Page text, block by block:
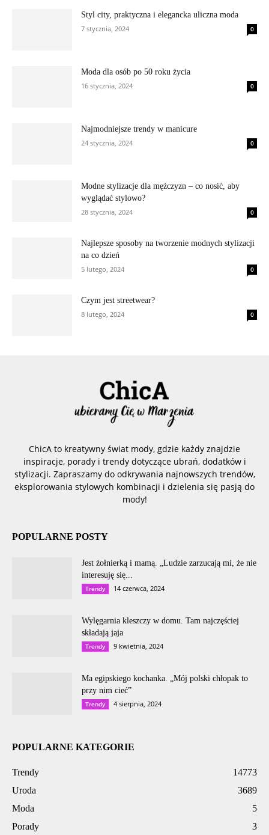
Styl city, praktyczna i elegancka uliczna moda
7 stycznia, 2024
0
Moda dla osób po 50 roku życia
16 stycznia, 2024
0
Najmodniejsze trendy w manicure
24 stycznia, 2024
0
Modne stylizacje dla mężczyzn – co nosić, aby
wyglądać stylowo?
28 stycznia, 2024
0
Najlepsze sposoby na tworzenie modnych stylizacji
na co dzień
5 lutego, 2024
0
Czym jest streetwear?
8 lutego, 2024
0
ChicA to kreatywny świat mody, gdzie każdy znajdzie
inspiracje, porady i trendy dotyczące ubrań, dodatków i
stylizacji. Zapraszamy do odkrywania najnowszych trendów,
eksplorowania stylowych kombinacji i dzielenia się pasją do
mody!
POPULARNE POSTY
Jest żołnierką i mamą. „Ludzie zarzucają mi, że nie
interesuję się...
Trendy 14 czerwca, 2024
Wylęgarnia kleszczy w domu. Tam najczęściej
składają jaja
Trendy 9 kwietnia, 2024
Ma egipskiego kochanka. „Mój polski chłopak to
przy nim cieć”
Trendy 4 sierpnia, 2024
POPULARNE KATEGORIE
Trendy
14773
Uroda
3689
Moda
5
Porady
3